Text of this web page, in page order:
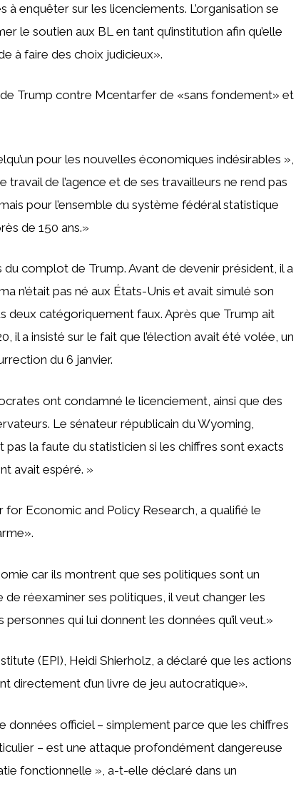
enquêter sur les licenciements. L’organisation se
le soutien aux BL en tant qu’institution afin qu’elle
à faire des choix judicieux».
Trump contre Mcentarfer de «sans fondement» et
pour les nouvelles économiques indésirables »,
de l’agence et de ses travailleurs ne rend pas
pour l’ensemble du système fédéral statistique
de 150 ans.»
du complot de Trump. Avant de devenir président, il a
n’était pas né aux États-Unis et avait simulé son
deux catégoriquement faux. Après que Trump ait
il a insisté sur le fait que l’élection avait été volée, un
du 6 janvier.
ont condamné le licenciement, ainsi que des
Le sénateur républicain du Wyoming,
pas la faute du statisticien si les chiffres sont exacts
avait espéré. »
Economic and Policy Research, a qualifié le
car ils montrent que ses politiques sont un
réexaminer ses politiques, il veut changer les
qui lui donnent les données qu’il veut.»
(EPI), Heidi Shierholz, a déclaré que les actions
directement d’un livre de jeu autocratique».
données officiel – simplement parce que les chiffres
– est une attaque profondément dangereuse
fonctionnelle », a-t-elle déclaré dans un